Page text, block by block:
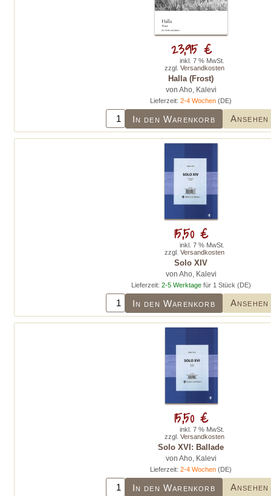
Halla (Frost)
von Aho, Kalevi
Lieferzeit:2-4 Wochen (DE)
In den Warenkorb Ansehen
23,95 €
inkl. 7 % MwSt.
zzgl. Versandkosten
Solo XIV
von Aho, Kalevi
Lieferzeit: 2-5 Werktagefür 1 Stück (DE)
In den Warenkorb Ansehen
15,50 €
inkl. 7 % MwSt.
zzgl. Versandkosten
Solo XVI: Ballade
von Aho, Kalevi
Lieferzeit:2-4 Wochen (DE)
In den Warenkorb Ansehen
15,50 €
inkl. 7 % MwSt.
zzgl. Versandkosten